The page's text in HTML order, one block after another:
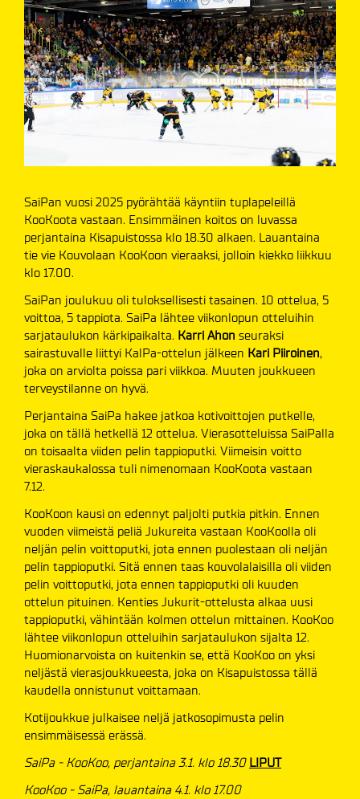
SaiPan vuosi 2025 pyörähtää käyntiin tuplapeleillä
KooKoota vastaan. Ensimmäinen koitos on luvassa
perjantaina Kisapuistossa klo 18.30 alkaen. Lauantaina
tie vie Kouvolaan KooKoon vieraaksi, jolloin kiekko liikkuu
klo 17.00.
SaiPan joulukuu oli tuloksellisesti tasainen. 10 ottelua, 5
voittoa, 5 tappiota. SaiPa lähtee viikonlopun otteluihin
sarjataulukon kärkipaikalta. Karri Ahon seuraksi
sairastuvalle liittyi KalPa-ottelun jälkeen Kari Piiroinen,
joka on arviolta poissa pari viikkoa. Muuten joukkueen
terveystilanne on hyvä.
Perjantaina SaiPa hakee jatkoa kotivoittojen putkelle,
joka on tällä hetkellä 12 ottelua. Vierasotteluissa SaiPalla
on toisaalta viiden pelin tappioputki. Viimeisin voitto
vieraskaukalossa tuli nimenomaan KooKoota vastaan
7.12.
KooKoon kausi on edennyt paljolti putkia pitkin. Ennen
vuoden viimeistä peliä Jukureita vastaan KooKoolla oli
neljän pelin voittoputki, jota ennen puolestaan oli neljän
pelin tappioputki. Sitä ennen taas kouvolalaisilla oli viiden
pelin voittoputki, jota ennen tappioputki oli kuuden
ottelun pituinen. Kenties Jukurit-ottelusta alkaa uusi
tappioputki, vähintään kolmen ottelun mittainen. KooKoo
lähtee viikonlopun otteluihin sarjataulukon sijalta 12.
Huomionarvoista on kuitenkin se, että KooKoo on yksi
neljästä vierasjoukkueesta, joka on Kisapuistossa tällä
kaudella onnistunut voittamaan.
Kotijoukkue julkaisee neljä jatkosopimusta pelin
ensimmäisessä erässä.
SaiPa - KooKoo, perjantaina 3.1. klo 18.30 LIPUT
KooKoo - SaiPa, lauantaina 4.1. klo 17.00